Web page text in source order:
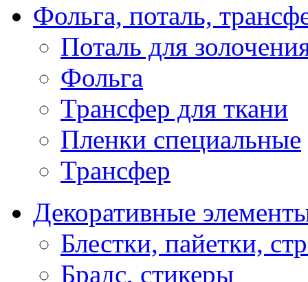
Фольга, поталь,
Поталь для
Фольга
Трансфер для ткани
Пленки специальные
Трансфер
Декоративные
Блестки, пайетки,
Брадс, стикеры